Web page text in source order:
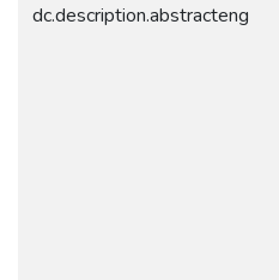
dc.description.abstracteng